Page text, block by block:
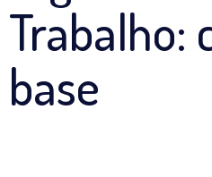
Trabalho:
base